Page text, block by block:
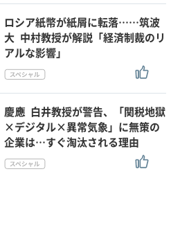
ロシア紙幣が紙屑に転落……筑波
大 中村教授が解説「経済制裁のリ
アルな影響」
慶應 白井教授が警告、「関税地獄
×デジタル×異常気象」に無策の
企業は…すぐ淘汰される理由